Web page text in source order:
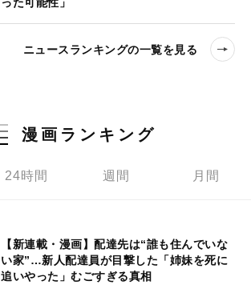
ニュースランキングの一覧を見る
漫画ランキング
24時間 週間 月間
【新連載・漫画】配達先は“誰も住んでいな
い家”…新人配達員が目撃した「姉妹を死に
追いやった」むごすぎる真相